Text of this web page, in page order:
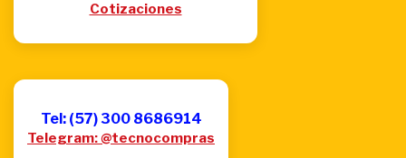
Cotizaciones
Tel: (57) 300 8686914
Telegram: @tecnocompras